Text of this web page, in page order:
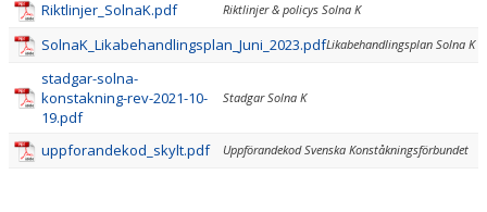
DELAKTIGHET
STYRDOKUMENT
KONTAKT
Riktlinjer_SolnaK.pdf Riktlinjer & policys Solna K
SolnaK_Likabehandlingsplan_Juni_2023.pdfLikabehandlingsplan Solna K
stadgar-solna-
konstakning-rev-2021-10-
19.pdf
Stadgar Solna K
uppforandekod_skylt.pdf Uppförandekod Svenska Konståkningsförbundet